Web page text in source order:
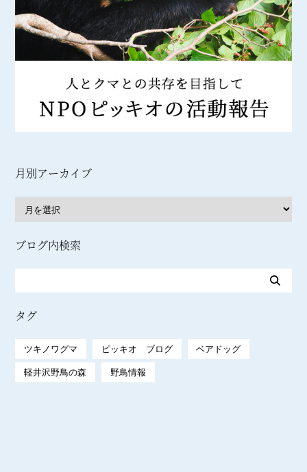
月別アーカイブ
ブログ内検索
タグ
ツキノワグマ ピッキオ ブログ ベアドッグ
軽井沢野鳥の森 野鳥情報